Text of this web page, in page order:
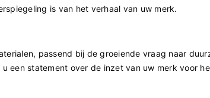
is van het verhaal van uw merk.
passend bij de groeiende vraag naar
een statement over de inzet van uw merk voor